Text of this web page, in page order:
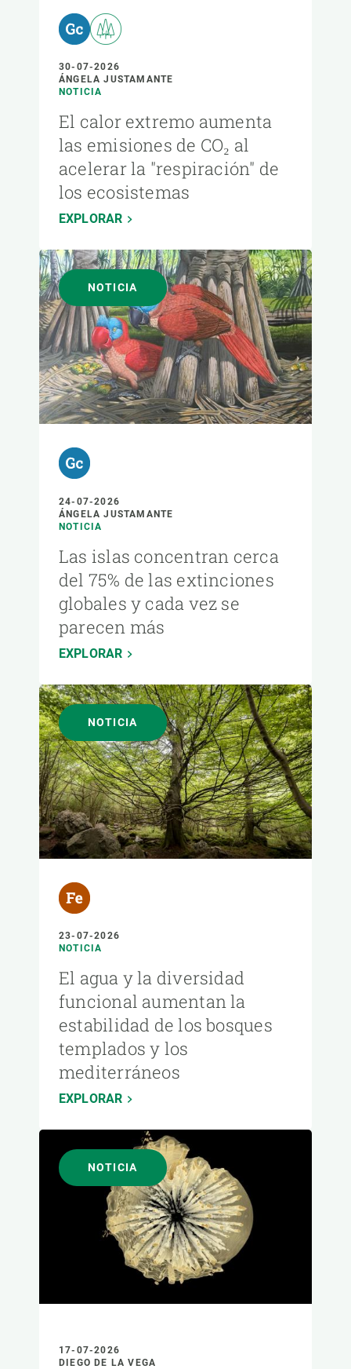
30-07-2026
ÁNGELA JUSTAMANTE
NOTICIA
El calor extremo aumenta
las emisiones de CO₂ al
acelerar la "respiración" de
los ecosistemas
EXPLORAR
NOTICIA
24-07-2026
ÁNGELA JUSTAMANTE
NOTICIA
Las islas concentran cerca
del 75% de las extinciones
globales y cada vez se
parecen más
EXPLORAR
NOTICIA
23-07-2026
NOTICIA
El agua y la diversidad
funcional aumentan la
estabilidad de los bosques
templados y los
mediterráneos
EXPLORAR
NOTICIA
17-07-2026
DIEGO DE LA VEGA